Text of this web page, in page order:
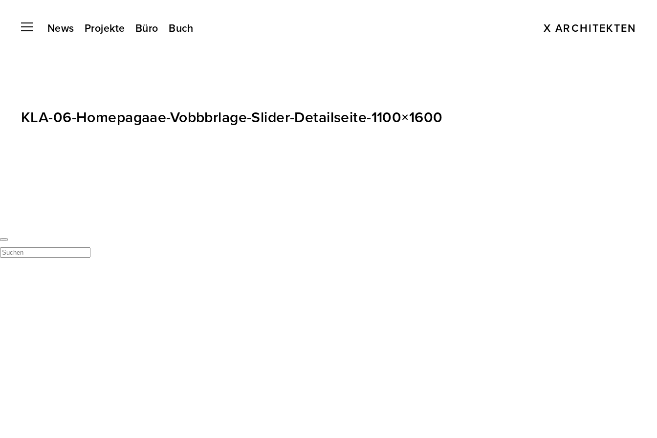
News Projekte Büro Buch X ARCHITEKTEN
KLA-06-Homepagaae-Vobbbrlage-Slider-Detailseite-1100×1600